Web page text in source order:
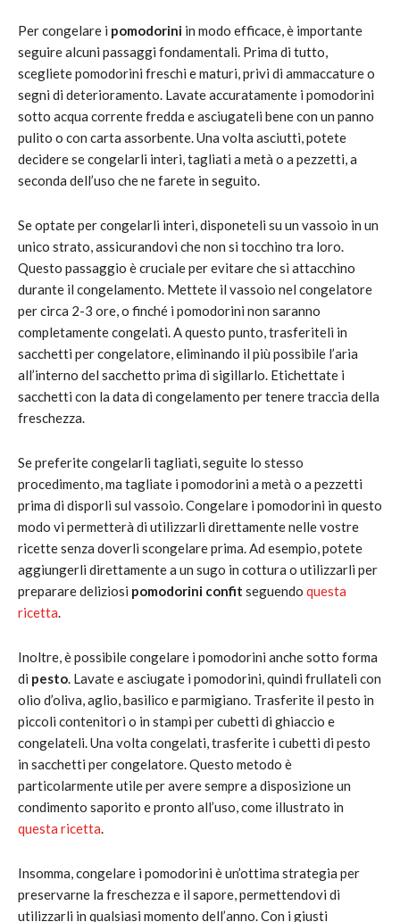
Per congelare i pomodorini in modo efficace, è importante
seguire alcuni passaggi fondamentali. Prima di tutto,
scegliete pomodorini freschi e maturi, privi di ammaccature o
segni di deterioramento. Lavate accuratamente i pomodorini
sotto acqua corrente fredda e asciugateli bene con un panno
pulito o con carta assorbente. Una volta asciutti, potete
decidere se congelarli interi, tagliati a metà o a pezzetti, a
seconda dell’uso che ne farete in seguito.
Se optate per congelarli interi, disponeteli su un vassoio in un
unico strato, assicurandovi che non si tocchino tra loro.
Questo passaggio è cruciale per evitare che si attacchino
durante il congelamento. Mettete il vassoio nel congelatore
per circa 2-3 ore, o finché i pomodorini non saranno
completamente congelati. A questo punto, trasferiteli in
sacchetti per congelatore, eliminando il più possibile l’aria
all’interno del sacchetto prima di sigillarlo. Etichettate i
sacchetti con la data di congelamento per tenere traccia della
freschezza.
Se preferite congelarli tagliati, seguite lo stesso
procedimento, ma tagliate i pomodorini a metà o a pezzetti
prima di disporli sul vassoio. Congelare i pomodorini in questo
modo vi permetterà di utilizzarli direttamente nelle vostre
ricette senza doverli scongelare prima. Ad esempio, potete
aggiungerli direttamente a un sugo in cottura o utilizzarli per
preparare deliziosi pomodorini confit seguendo questa
ricetta.
Inoltre, è possibile congelare i pomodorini anche sotto forma
di pesto. Lavate e asciugate i pomodorini, quindi frullateli con
olio d’oliva, aglio, basilico e parmigiano. Trasferite il pesto in
piccoli contenitori o in stampi per cubetti di ghiaccio e
congelateli. Una volta congelati, trasferite i cubetti di pesto
in sacchetti per congelatore. Questo metodo è
particolarmente utile per avere sempre a disposizione un
condimento saporito e pronto all’uso, come illustrato in
questa ricetta.
Insomma, congelare i pomodorini è un’ottima strategia per
preservarne la freschezza e il sapore, permettendovi di
utilizzarli in qualsiasi momento dell’anno. Con i giusti